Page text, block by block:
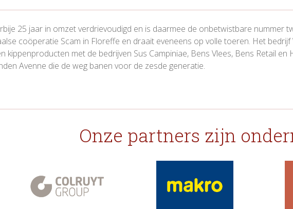
25 jaar in omzet verdrievoudigd en is daarmee de onbetwistbare nummer
coöperatie Scam in Floreffe en draait eveneens op volle toeren. Het
kippenproducten met de bedrijven Sus Campiniae, Bens Vlees, Bens Retail
Avenne die de weg banen voor de zesde generatie.
Onze partners zijn